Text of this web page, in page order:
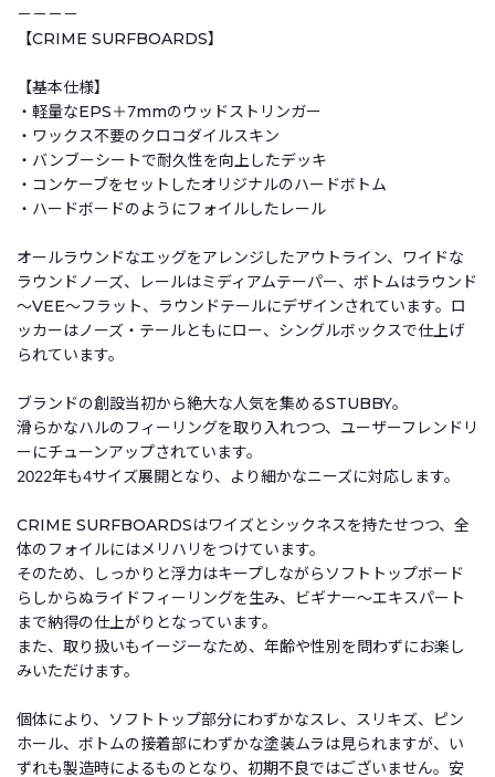
－－－－
【CRIME SURFBOARDS】
【基本仕様】
・軽量なEPS＋7mmのウッドストリンガー
・ワックス不要のクロコダイルスキン
・バンブーシートで耐久性を向上したデッキ
・コンケーブをセットしたオリジナルのハードボトム
・ハードボードのようにフォイルしたレール
オールラウンドなエッグをアレンジしたアウトライン、ワイドな
ラウンドノーズ、レールはミディアムテーパー、ボトムはラウンド
～VEE～フラット、ラウンドテールにデザインされています。ロ
ッカーはノーズ・テールともにロー、シングルボックスで仕上げ
られています。
ブランドの創設当初から絶大な人気を集めるSTUBBY。
滑らかなハルのフィーリングを取り入れつつ、ユーザーフレンドリ
ーにチューンアップされています。
2022年も4サイズ展開となり、より細かなニーズに対応します。
CRIME SURFBOARDSはワイズとシックネスを持たせつつ、全
体のフォイルにはメリハリをつけています。
そのため、しっかりと浮力はキープしながらソフトトップボード
らしからぬライドフィーリングを生み、ビギナー～エキスパート
まで納得の仕上がりとなっています。
また、取り扱いもイージーなため、年齢や性別を問わずにお楽し
みいただけます。
個体により、ソフトトップ部分にわずかなスレ、スリキズ、ピン
ホール、ボトムの接着部にわずかな塗装ムラは見られますが、い
ずれも製造時によるものとなり、初期不良ではございません。安